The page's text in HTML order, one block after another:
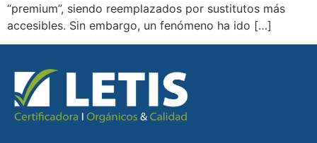
“premium”, siendo reemplazados por sustitutos más
accesibles. Sin embargo, un fenómeno ha ido […]